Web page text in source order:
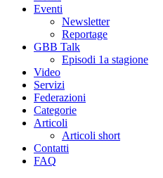
Eventi
Newsletter
Reportage
GBB Talk
Episodi 1a stagione
Video
Servizi
Federazioni
Categorie
Articoli
Articoli short
Contatti
FAQ